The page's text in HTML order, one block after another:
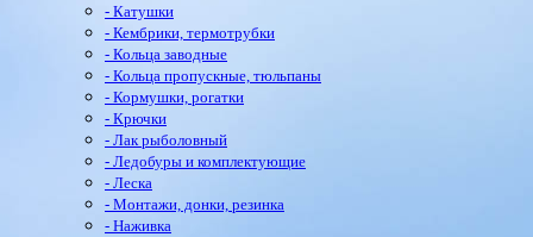
- Катушки
- Кембрики, термотрубки
- Кольца заводные
- Кольца пропускные, тюльпаны
- Кормушки, рогатки
- Крючки
- Лак рыболовный
- Ледобуры и комплектующие
- Леска
- Монтажи, донки, резинка
- Наживка